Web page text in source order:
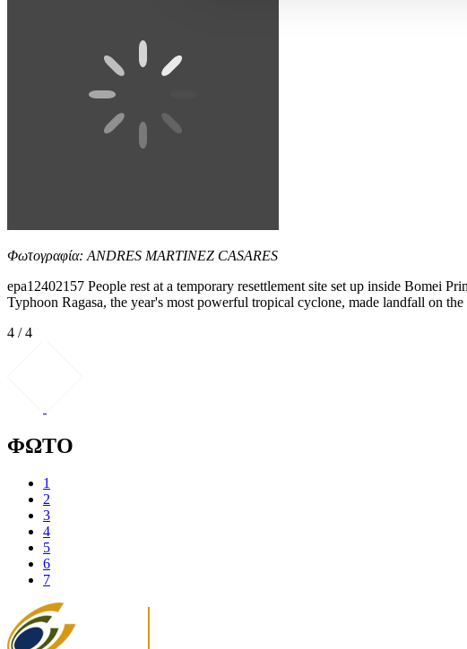
Φωτογραφία: ANDRES MARTINEZ CASARES
epa12402157 People rest at a temporary resettlement site set up inside Bomei
Typhoon Ragasa, the year's most powerful tropical cyclone, made landfall on
4 / 4
ΦΩΤΟ
1
2
3
4
5
6
7